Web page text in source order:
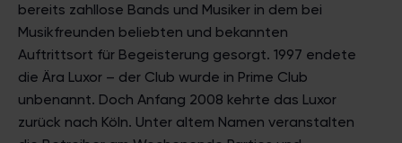
bereits zahllose Bands und Musiker in dem bei
Musikfreunden beliebten und bekannten
Auftrittsort für Begeisterung gesorgt. 1997 endete
die Ära Luxor – der Club wurde in Prime Club
unbenannt. Doch Anfang 2008 kehrte das Luxor
zurück nach Köln. Unter altem Namen veranstalten